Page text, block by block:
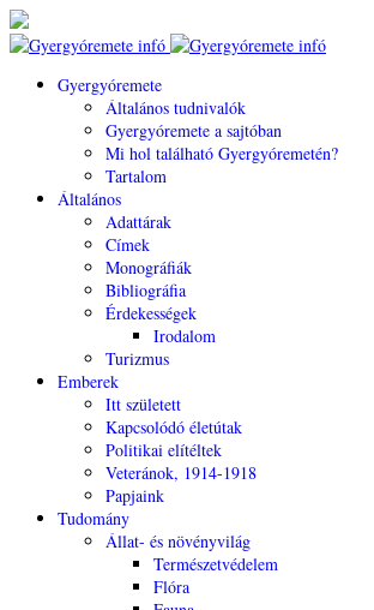
Gyergyóremete
Általános tudnivalók
Gyergyóremete a sajtóban
Mi hol található Gyergyóremetén?
Tartalom
Általános
Adattárak
Címek
Monográfiák
Bibliográfia
Érdekességek
Irodalom
Turizmus
Emberek
Itt született
Kapcsolódó életútak
Politikai elítéltek
Veteránok, 1914-1918
Papjaink
Tudomány
Állat- és növényvilág
Természetvédelem
Flóra